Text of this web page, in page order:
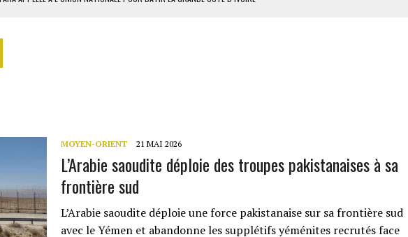
ALASSANE SALL ACCUSE PASTEF DE DUPLICITÉ SUR L’ASER
GUINÉEN SALUE LE MODÈLE IVOIRIEN DE DÉVELOPPEMENT
ENERGY ACTUALISE L’AVANCEMENT DU PROJET SÉNÉGALO-MAURITANIEN
MOYEN-ORIENT 21 MAI 2026
L’Arabie saoudite déploie des troupes pakistanaises à sa
frontière sud
L’Arabie saoudite déploie une force pakistanaise sur sa frontière sud
avec le Yémen et abandonne les supplétifs yéménites recrutés face